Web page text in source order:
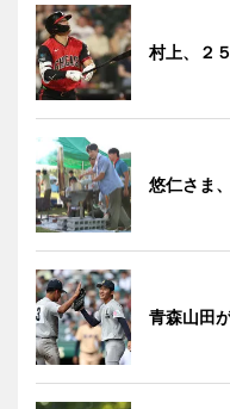
村上、２
悠仁さま
青森山田